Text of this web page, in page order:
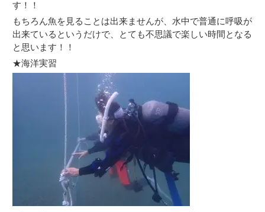
す！！
もちろん魚を見ることは出来ませんが、水中で普通に呼吸が
出来ているというだけで、とても不思議で楽しい時間となる
と思います！！
★海洋実習